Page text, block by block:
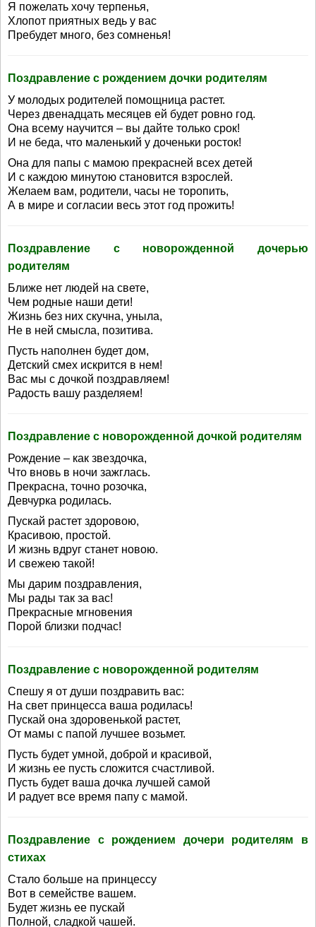
Я пожелать хочу терпенья,
Хлопот приятных ведь у вас
Пребудет много, без сомненья!
Поздравление с рождением дочки родителям
У молодых родителей помощница растет.
Через двенадцать месяцев ей будет ровно год.
Она всему научится – вы дайте только срок!
И не беда, что маленький у доченьки росток!
Она для папы с мамою прекрасней всех детей
И с каждою минутою становится взрослей.
Желаем вам, родители, часы не торопить,
А в мире и согласии весь этот год прожить!
Поздравление с новорожденной дочерью
родителям
Ближе нет людей на свете,
Чем родные наши дети!
Жизнь без них скучна, уныла,
Не в ней смысла, позитива.
Пусть наполнен будет дом,
Детский смех искрится в нем!
Вас мы с дочкой поздравляем!
Радость вашу разделяем!
Поздравление с новорожденной дочкой родителям
Рождение – как звездочка,
Что вновь в ночи зажглась.
Прекрасна, точно розочка,
Девчурка родилась.
Пускай растет здоровою,
Красивою, простой.
И жизнь вдруг станет новою.
И свежею такой!
Мы дарим поздравления,
Мы рады так за вас!
Прекрасные мгновения
Порой близки подчас!
Поздравление с новорожденной родителям
Спешу я от души поздравить вас:
На свет принцесса ваша родилась!
Пускай она здоровенькой растет,
От мамы с папой лучшее возьмет.
Пусть будет умной, доброй и красивой,
И жизнь ее пусть сложится счастливой.
Пусть будет ваша дочка лучшей самой
И радует все время папу с мамой.
Поздравление с рождением дочери родителям в
стихах
Стало больше на принцессу
Вот в семействе вашем.
Будет жизнь ее пускай
Полной, сладкой чашей.